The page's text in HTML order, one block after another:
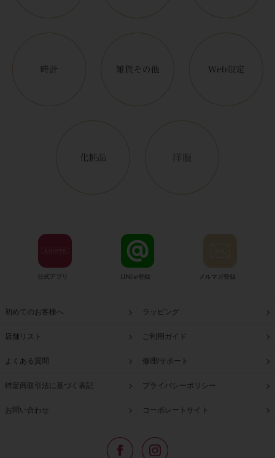
公式アプリ LINE@登録 メルマガ登録
初めてのお客様へ ラッピング
店舗リスト ご利用ガイド
よくある質問 修理/サポート
特定商取引法に基づく表記 プライバシーポリシー
お問い合わせ コーポレートサイト